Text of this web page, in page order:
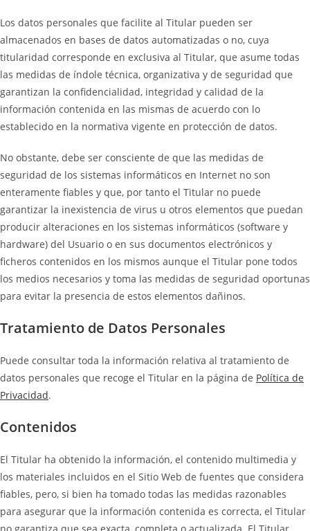
Los datos personales que facilite al Titular pueden ser
almacenados en bases de datos automatizadas o no, cuya
titularidad corresponde en exclusiva al Titular, que asume todas
las medidas de índole técnica, organizativa y de seguridad que
garantizan la confidencialidad, integridad y calidad de la
información contenida en las mismas de acuerdo con lo
establecido en la normativa vigente en protección de datos.
No obstante, debe ser consciente de que las medidas de
seguridad de los sistemas informáticos en Internet no son
enteramente fiables y que, por tanto el Titular no puede
garantizar la inexistencia de virus u otros elementos que puedan
producir alteraciones en los sistemas informáticos (software y
hardware) del Usuario o en sus documentos electrónicos y
ficheros contenidos en los mismos aunque el Titular pone todos
los medios necesarios y toma las medidas de seguridad oportunas
para evitar la presencia de estos elementos dañinos.
Tratamiento de Datos Personales
Puede consultar toda la información relativa al tratamiento de
datos personales que recoge el Titular en la página de Política de
Privacidad.
Contenidos
El Titular ha obtenido la información, el contenido multimedia y
los materiales incluidos en el Sitio Web de fuentes que considera
fiables, pero, si bien ha tomado todas las medidas razonables
para asegurar que la información contenida es correcta, el Titular